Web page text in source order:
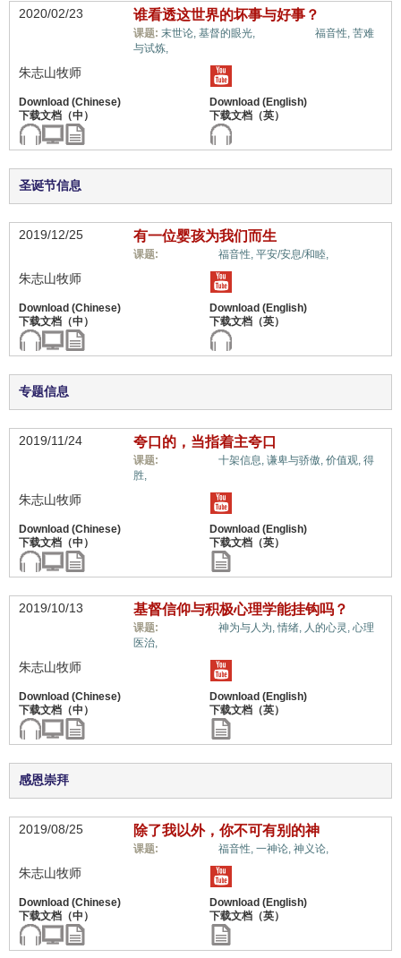
2020/02/23 谁看透这世界的坏事与好事？
课题: 末世论, 基督的眼光, 福音性, 苦难
与试炼,
朱志山牧师
圣诞节信息
2019/12/25 有一位婴孩为我们而生
课题: 福音性, 平安/安息/和睦,
朱志山牧师
专题信息
2019/11/24 夸口的，当指着主夸口
课题: 十架信息, 谦卑与骄傲, 价值观, 得
胜,
朱志山牧师
2019/10/13 基督信仰与积极心理学能挂钩吗？
课题: 神为与人为,情绪, 人的心灵, 心理
医治,
朱志山牧师
感恩崇拜
2019/08/25 除了我以外，你不可有别的神
课题: 福音性, 一神论, 神义论,
朱志山牧师